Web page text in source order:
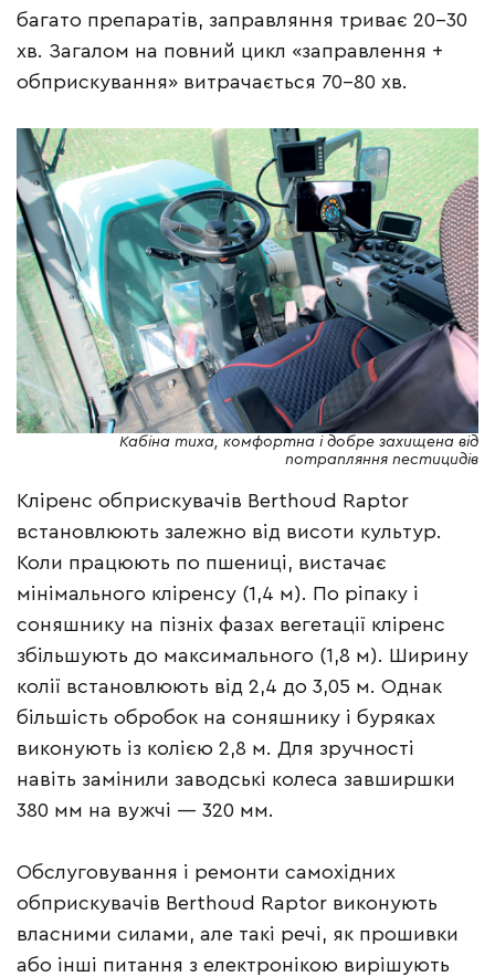
багато препаратів, заправляння триває 20–30
хв. Загалом на повний цикл «заправлення +
обприскування» витрачається 70–80 хв.
Кабіна тиха, комфортна і добре захищена від
потрапляння пестицидів
Кліренс обприскувачів Berthoud Raptor
встановлюють залежно від висоти культур.
Коли працюють по пшениці, вистачає
мінімального кліренсу (1,4 м). По ріпаку і
соняшнику на пізніх фазах вегетації кліренс
збільшують до максимального (1,8 м). Ширину
колії встановлюють від 2,4 до 3,05 м. Однак
більшість обробок на соняшнику і буряках
виконують із колією 2,8 м. Для зручності
навіть замінили заводські колеса завширшки
380 мм на вужчі — 320 мм.
Обслуговування і ремонти самохідних
обприскувачів Berthoud Raptor виконують
власними силами, але такі речі, як прошивки
або інші питання з електронікою вирішують